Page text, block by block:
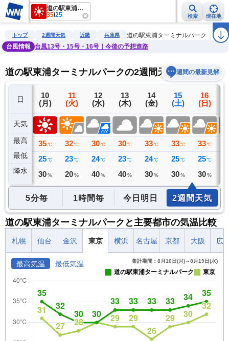
道の駅東浦ターミナルパーク
35/25 検索 現在地
雨雲レーダー 台風情報 地震情報 警報・注意報 2週間天気 ラ
トップ 2週間天気 近畿 兵庫県
道の駅東浦ターミナルパーク
台風情報
台風13号・15号・16号｜今後の予想進路
道の駅東浦ターミナルパークの2週間天気予報週間の最新見解
日
天気
最高
最低
降水
9
(日)
32 ℃
25 ℃
0 ミリ
10
(月)
35 ℃
25 ℃
30 %
11
(火)
32 ℃
23 ℃
20 %
12
(水)
30 ℃
24 ℃
40 %
13
(木)
30 ℃
23 ℃
40 %
14
(金)
33 ℃
24 ℃
30 %
15
(土)
33 ℃
25 ℃
30 %
16
(日)
33 ℃
25 ℃
30 %
5分毎 1時間毎 今日明日 2週間天気
道の駅東浦ターミナルパークと主要都市の気温比較
札幌 仙台 金沢 東京 横浜 名古屋 京都 大阪 広
最高気温 最低気温 集計期間：8月10日(月)～8月19日(水)
道の駅東浦ターミナルパーク 東京